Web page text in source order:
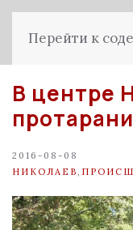
Перейти к
В центре
2016-08-08
НИКОЛАЕВ